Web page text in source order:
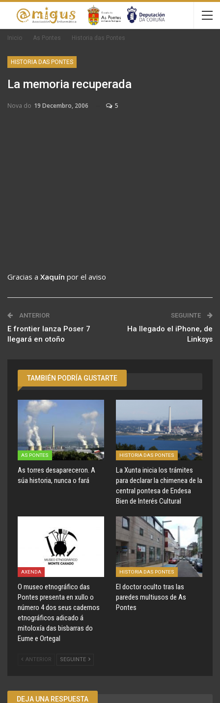
Inicio As Pontes Historia das Pontes
HISTORIA DAS PONTES
La memoria recuperada
Nova do 19 Decembro, 2006 5
Gracias a Xaquín por el aviso
ANTERIOR
E frontier lanza Poser 7
llegará en otoño
SEGUINTE
Ha llegado el iPhone, de
Linksys
TAMBIÉN PODRÍA GUSTARTE
AS PONTES
As torres desapareceron. A
súa historia, nunca o fará
HISTORIA DAS PONTES
La Xunta inicia los trámites
para declarar la chimenea de la
central pontesa de Endesa
Bien de Interés Cultural
AXENDA
O museo etnográfico das
Pontes presenta en xullo o
número 4 dos seus cadernos
etnográficos adicado á
mitoloxía das bisbarras do
Eume e Ortegal
HISTORIA DAS PONTES
El doctor oculto tras las
paredes multiusos de As
Pontes
ANTERIOR SEGUINTE
DEJA UNA RESPUESTA